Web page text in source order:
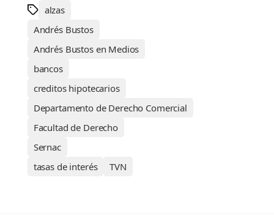
alzas
Andrés Bustos
Andrés Bustos en Medios
bancos
creditos hipotecarios
Departamento de Derecho Comercial
Facultad de Derecho
Sernac
tasas de interés
TVN